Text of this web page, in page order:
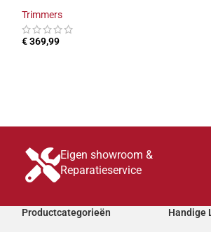
Trimmers
€369,99
Eigen showroom &
Reparatieservice
Productcategorieën Handige